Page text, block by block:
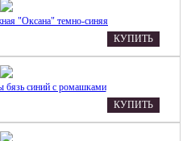
"Оксана" темно-синяя
КУПИТЬ
бязь синий с ромашками
КУПИТЬ